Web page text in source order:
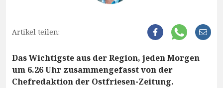
Artikel teilen:
Das Wichtigste aus der Region, jeden Morgen
um 6.26 Uhr zusammengefasst von der
Chefredaktion der Ostfriesen-Zeitung.